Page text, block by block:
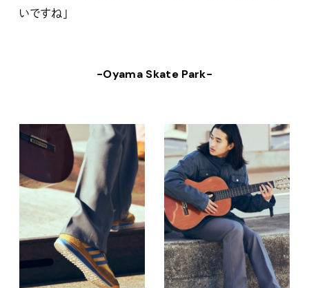
いですね」
−Oyama Skate Park−